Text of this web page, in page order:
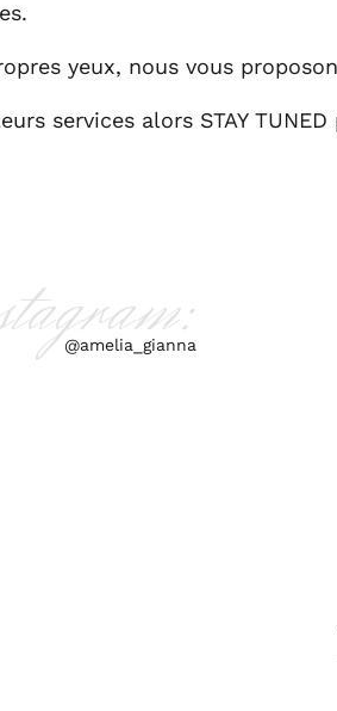
yeux, nous vous
services alors STAY
@amelia_gianna